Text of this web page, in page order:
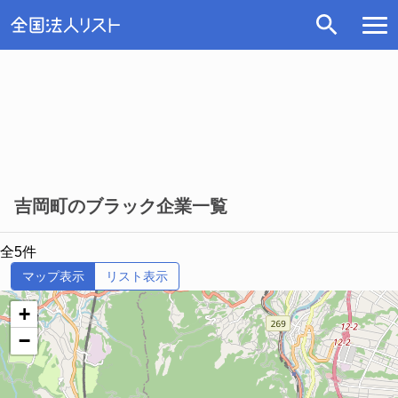
吉岡町のブラック企業一覧
全5件
マップ表示 リスト表示
+
−